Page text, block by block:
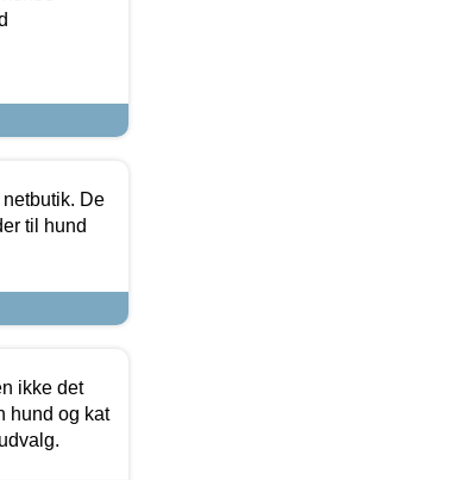
De
til hund
ikke det
hund og kat